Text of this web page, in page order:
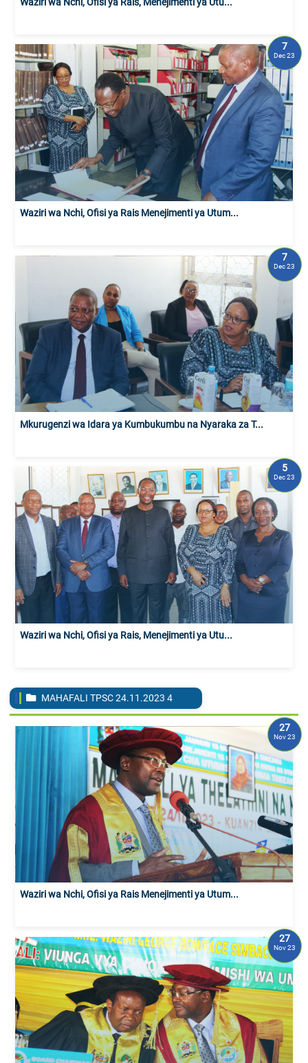
Waziri wa Nchi, Ofisi ya Rais, Menejimenti ya Utu...
Waziri wa Nchi, Ofisi ya Rais Menejimenti ya Utum...
7
Dec 23
Mkurugenzi wa Idara ya Kumbukumbu na Nyaraka za T...
7
Dec 23
Waziri wa Nchi, Ofisi ya Rais, Menejimenti ya Utu...
5
Dec 23
MAHAFALI TPSC 24.11.2023 4
Waziri wa Nchi, Ofisi ya Rais Menejimenti ya Utum...
27
Nov 23
27
Nov 23